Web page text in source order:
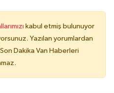
kabul etmiş bulunuyor
Yazılan yorumlardan
Dakika Van Haberleri